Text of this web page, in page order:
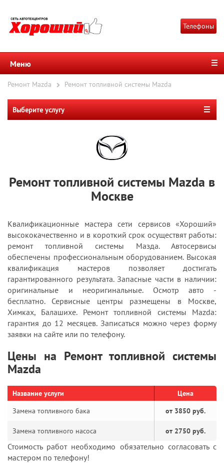
Телефоны
Меню
Ремонт Mazda Ремонт топливной системы Mazda
Выберите услугу
Ремонт топливной системы Mazda в
Москве
Квалификационные мастера сети сервисов «Хороший»
высококачественно и в короткий срок осуществят работы:
ремонт топливной системы Мазда. Автосервисы
обеспечены профессиональным оборудованием. Высокая
квалификация мастеров позволяет достигать
гарантированного результата. Запасные части в наличии:
оригинальные и неоригинальные. Осмотр авто -
бесплатно. Сервисные центры размещены в Москве,
Химках, Балашихе. Ремонт топливной системы Mazda:
гарантия до 12 месяцев. Записаться можно через форму
заявки на сайте или по телефону.
Цены на Ремонт топливной системы
Mazda
Название услуги
Цена
Замена топливного бака
от 3850 руб.
Замена топливного насоса от 2750 руб.
Стоимость работ необходимо обязательно согласовать с
мастером по телефону!